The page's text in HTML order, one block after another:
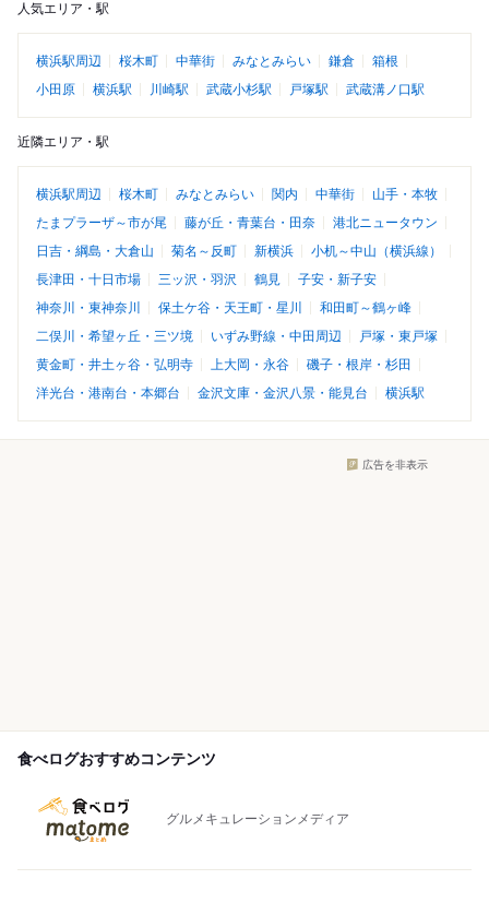
人気エリア・駅
横浜駅周辺 桜木町 中華街 みなとみらい 鎌倉
箱根
小田原
横浜駅 川崎駅 武蔵小杉駅 戸塚駅 武蔵溝ノ口駅
近隣エリア・駅
横浜駅周辺 桜木町 みなとみらい 関内 中華街
山手・本牧
たまプラーザ～市が尾
藤が丘・青葉台・田奈
港北ニュータウン
日吉・綱島・大倉山
菊名～反町 新横浜
小机～中山（横浜線）
長津田・十日市場
三ッ沢・羽沢 鶴見
子安・新子安
神奈川・東神奈川
保土ケ谷・天王町・星川
和田町～鶴ヶ峰
二俣川・希望ヶ丘・三ツ境
いずみ野線・中田周辺
戸塚・東戸塚
黄金町・井土ヶ谷・弘明寺
上大岡・永谷
磯子・根岸・杉田
洋光台・港南台・本郷台
金沢文庫・金沢八景・能見台 横浜駅
広告を非表示
食べログおすすめコンテンツ
グルメキュレーションメディア